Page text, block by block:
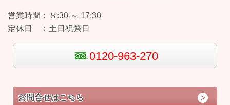
営業時間： ８:30 ～ 17:30
定休日 ： 土日祝祭日
0120-963-270
お問合せはこちら